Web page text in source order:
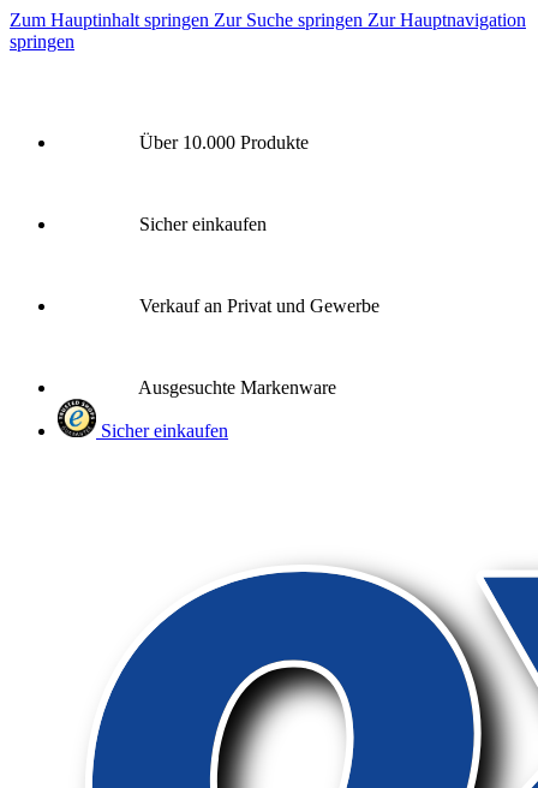
Zum Hauptinhalt springen Zur Suche springen Zur Hauptnavigation
springen
Über 10.000 Produkte
Sicher einkaufen
Verkauf an Privat und Gewerbe
Ausgesuchte Markenware
Sicher einkaufen